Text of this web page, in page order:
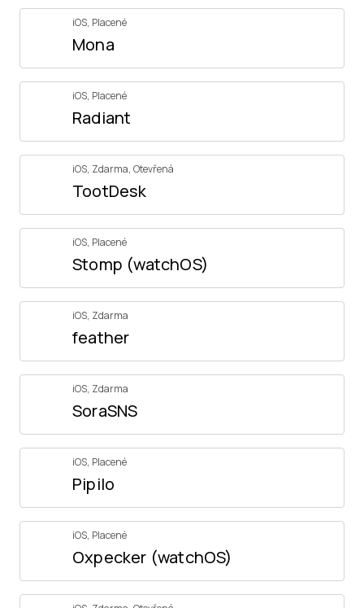
iOS, Placené
Mona
iOS, Placené
Radiant
iOS, Zdarma, Otevřená
TootDesk
iOS, Placené
Stomp (watchOS)
iOS, Zdarma
feather
iOS, Zdarma
SoraSNS
iOS, Placené
Pipilo
iOS, Placené
Oxpecker (watchOS)